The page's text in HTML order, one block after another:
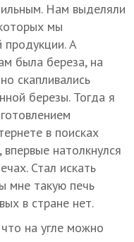
Нам выделяли
мы
продукции. А
была береза, на
скапливались
березы. Тогда я
в поисках
натолкнулся
Стал искать
мне такую печь
в стране нет.
на угле можно